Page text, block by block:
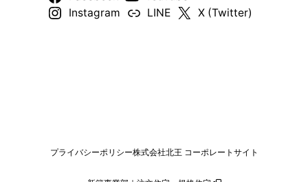
Instagram
LINE X (Twitter)
プライバシーポリシー株式会社北王 コーポレートサイト